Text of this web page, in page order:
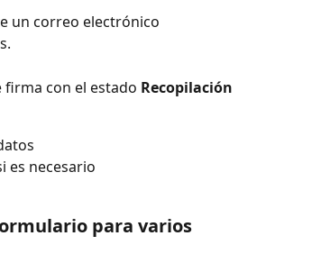
un correo electrónico
con el estado Recopilación
es necesario
para varios